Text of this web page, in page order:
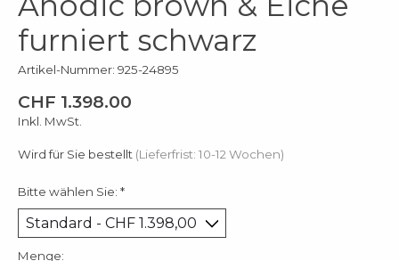
furniert schwarz
Artikel-Nummer: 925-24895
CHF 1.398.00
Inkl. MwSt.
Wird für Sie bestellt (Lieferfrist: 10-12 Wochen)
Bitte wählen Sie: *
Menge: